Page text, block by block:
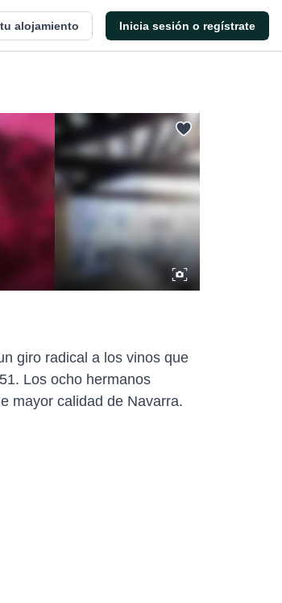
alojamiento Inicia sesión o regístrate
giro radical a los vinos que
Los ocho hermanos
mayor calidad de Navarra.